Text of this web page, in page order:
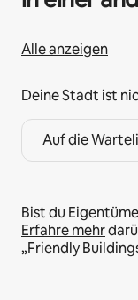
Alle anzeigen
Deine Stadt ist
Auf die
Bist du
Erfahre mehr
„Friendly